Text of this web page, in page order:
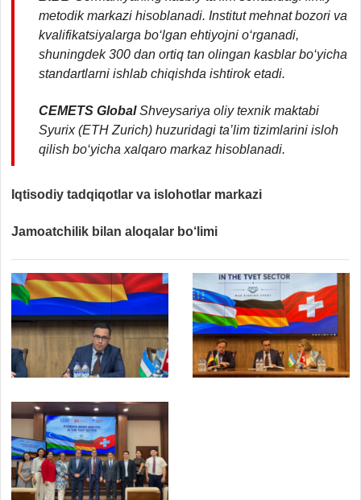
metodik markazi hisoblanadi. Institut mehnat bozori va
kvalifikatsiyalarga bo‘lgan ehtiyojni o‘rganadi,
shuningdek 300 dan ortiq tan olingan kasblar bo‘yicha
standartlarni ishlab chiqishda ishtirok etadi.
CEMETS GlobalShveysariya oliy texnik maktabi
Syurix (ETH Zurich) huzuridagi ta’lim tizimlarini isloh
qilish bo‘yicha xalqaro markaz hisoblanadi.
Iqtisodiy tadqiqotlar va islohotlar markazi
Jamoatchilik bilan aloqalar bo‘limi